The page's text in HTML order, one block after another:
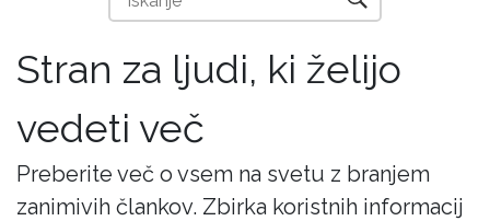
Stran za ljudi, ki želijo
vedeti več
Preberite več o vsem na svetu z branjem
zanimivih člankov. Zbirka koristnih informacij